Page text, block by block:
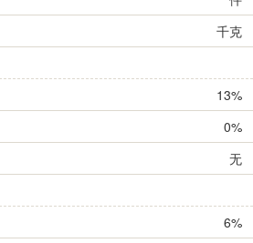
千克
13%
0%
无
6%